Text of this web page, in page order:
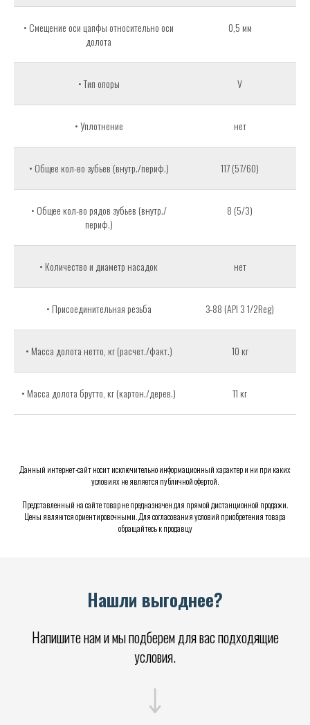
• Смещение оси цапфы относительно оси
долота
0,5 мм
• Тип опоры V
• Уплотнение нет
• Общее кол-во зубьев (внутр./периф.) 117 (57/60)
• Общее кол-во рядов зубьев (внутр./
периф.)
8 (5/3)
• Количество и диаметр насадок нет
• Присоединительная резьба З-88 (API 3 1/2Reg)
• Масса долота нетто, кг (расчет./факт.) 10 кг
• Масса долота брутто, кг (картон./дерев.) 11 кг
Данный интернет-сайт носит исключительно информационный характер и ни при каких
условиях не является публичной офертой.
Представленный на сайте товар не предназначен для прямой дистанционной продажи.
Цены являются ориентировочными. Для согласования условий приобретения товара
обращайтесь к продавцу
Нашли выгоднее?
Напишите нам и мы подберем для вас подходящие
условия.